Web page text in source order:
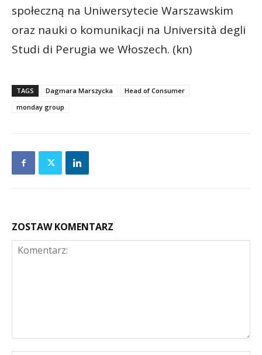
społeczną na Uniwersytecie Warszawskim
oraz nauki o komunikacji na Università degli
Studi di Perugia we Włoszech. (kn)
TAGS Dagmara Marszycka
Head of Consumer
monday group
ZOSTAW KOMENTARZ